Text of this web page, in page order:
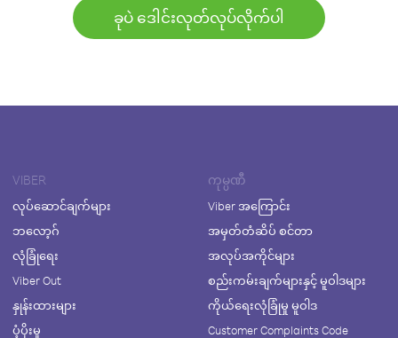
ခုပဲ ဒေါင်းလုတ်လုပ်လိုက်ပါ
VIBER
လုပ်ဆောင်ချက်များ
ဘလော့ဂ်
လုံခြုံရေး
Viber Out
နှုန်းထားများ
ပံ့ပိုးမှု
ကုမ္ပဏီ
Viber အကြောင်း
အမှတ်တံဆိပ် စင်တာ
အလုပ်အကိုင်များ
စည်းကမ်းချက်များနှင့် မူဝါဒများ
ကိုယ်ရေးလုံခြုံမှု မူဝါဒ
Customer Complaints Code